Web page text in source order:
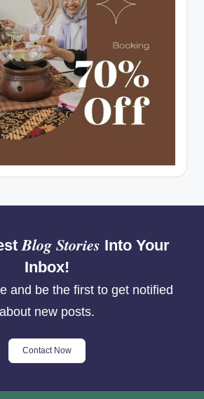
Blog Stories Into Your
Inbox!
and be the first to get notified
about new posts.
Contact Now